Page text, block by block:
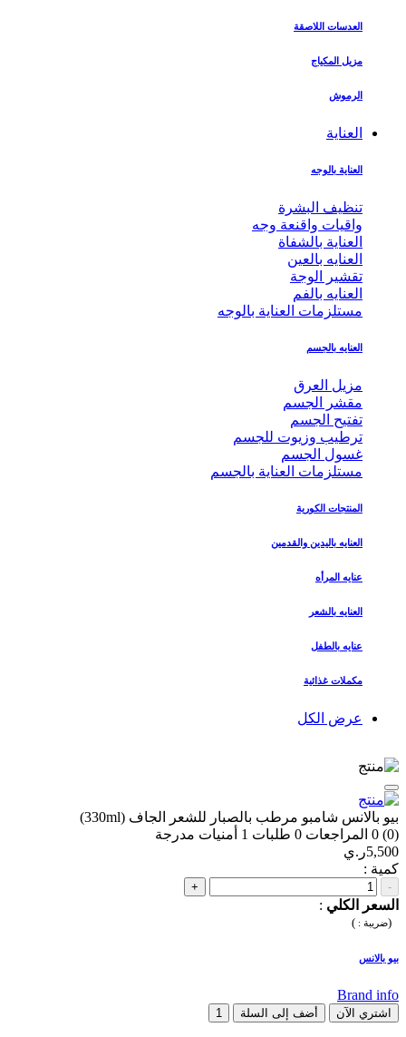
العدسات اللاصقة
مزيل المكياج
الرموش
العناية
العناية بالوجه
تنظيف البشرة
واقيات واقنعة وجه
العناية بالشفاة
العنايه بالعين
تقشير الوجة
العنايه بالفم
مستلزمات العناية بالوجه
العنايه بالجسم
مزيل العرق
مقشر الجسم
تفتيح الجسم
ترطيب وزيوت للجسم
غسول الجسم
مستلزمات العناية بالجسم
المنتجات الكورية
العنايه باليدين والقدمين
عنايه المرأه
العنايه بالشعر
عنايه بالطفل
مكملات غذائية
عرض الكل
بيو بالانس شامبو مرطب بالصبار للشعر الجاف (330ml)
(0)
0 المراجعات 0 طلبات 1 أمنيات مدرجة
5,500ر.ي
كمية :
-
+
السعر الكلي :
(ضريبة : )
بيو بالانس
Brand info
اشتري الآن أضف إلى السلة 1